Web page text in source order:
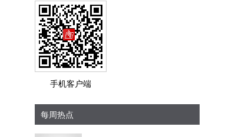
手机客户端
每周热点